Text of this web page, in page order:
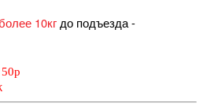
10кгдо подъезда-
50р